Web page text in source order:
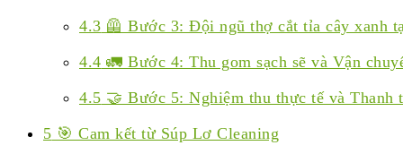
4.3 🦺 Bước 3: Đội ngũ thợ cắt tỉa cây xanh
4.4 🚛 Bước 4: Thu gom sạch sẽ và Vận
4.5 🤝 Bước 5: Nghiệm thu thực tế và Thanh
5 🎯 Cam kết từ Súp Lơ Cleaning